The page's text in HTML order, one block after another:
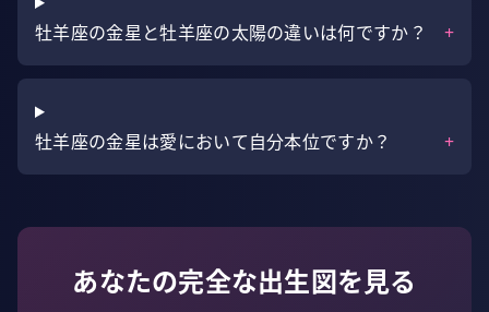
牡羊座の金星と牡羊座の太陽の違いは何ですか？ +
牡羊座の金星は愛において自分本位ですか？ +
あなたの完全な出生図を見る